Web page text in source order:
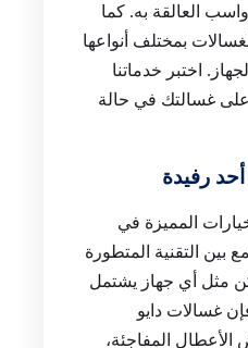
العالقة به. كما
بمختلف أنواعها
اختبر خدماتنا
على غسالتك في حالة
رفيدة
المميزة في
بين التقنية المتطورة
مثل أي جهاز يشتمل
غسالات دايو
الأعطال المفاجئة،